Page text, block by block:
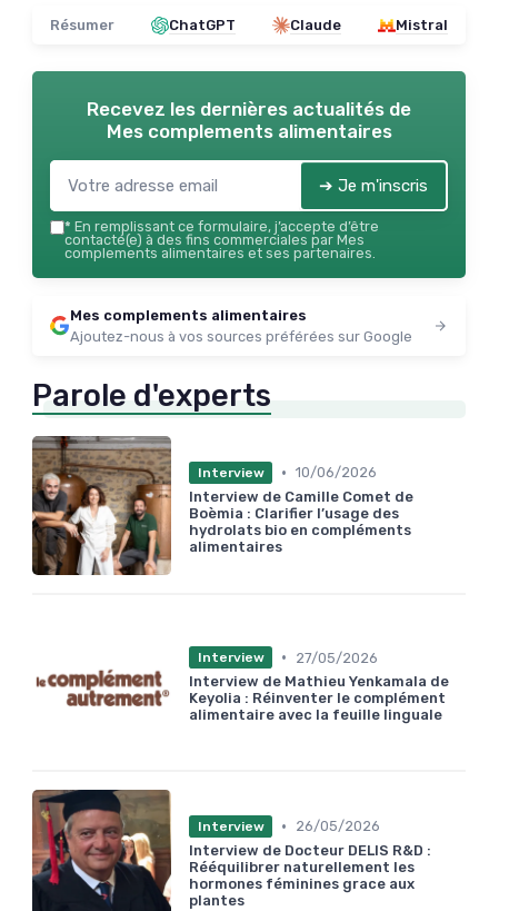
Résumer ChatGPT Claude Mistral
Recevez les dernières actualités de
Mes complements alimentaires
➔ Je m'inscris
* En remplissant ce formulaire, j’accepte d’être
contacté(e) à des fins commerciales par Mes
complements alimentaires et ses partenaires.
Mes complements alimentaires
Ajoutez-nous à vos sources préférées sur Google
Parole d'experts
Interview • 10/06/2026
Interview de Camille Comet de
Boèmia : Clarifier l’usage des
hydrolats bio en compléments
alimentaires
Interview •
27/05/2026
Interview de Mathieu Yenkamala de
Keyolia : Réinventer le complément
alimentaire avec la feuille linguale
Interview •
26/05/2026
Interview de Docteur DELIS R&D :
Rééquilibrer naturellement les
hormones féminines grace aux
plantes